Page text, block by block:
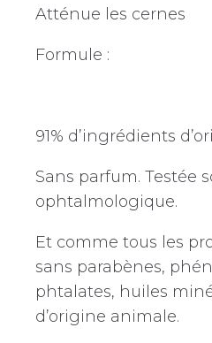
Atténue les cernes
Formule :
91% d’ingrédients
Sans parfum. Testée
ophtalmologique.
Et comme tous les
sans parabènes,
phtalates, huiles
d’origine animale.